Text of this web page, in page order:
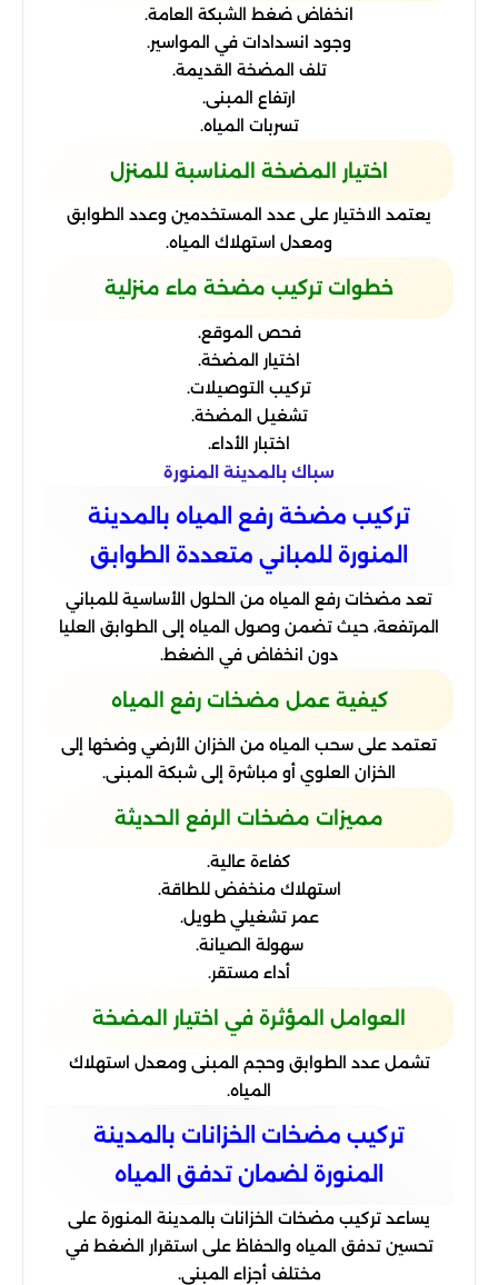
انخفاض ضغط الشبكة العامة.
وجود انسدادات في المواسير.
تلف المضخة القديمة.
ارتفاع المبنى.
تسربات المياه.
اختيار المضخة المناسبة للمنزل
يعتمد الاختيار على عدد المستخدمين وعدد الطوابق
ومعدل استهلاك المياه.
خطوات تركيب مضخة ماء منزلية
فحص الموقع.
اختيار المضخة.
تركيب التوصيلات.
تشغيل المضخة.
اختبار الأداء.
سباك بالمدينة المنورة
تركيب مضخة رفع المياه بالمدينة
المنورة للمباني متعددة الطوابق
تعد مضخات رفع المياه من الحلول الأساسية للمباني
المرتفعة، حيث تضمن وصول المياه إلى الطوابق العليا
دون انخفاض في الضغط.
كيفية عمل مضخات رفع المياه
تعتمد على سحب المياه من الخزان الأرضي وضخها إلى
الخزان العلوي أو مباشرة إلى شبكة المبنى.
مميزات مضخات الرفع الحديثة
كفاءة عالية.
استهلاك منخفض للطاقة.
عمر تشغيلي طويل.
سهولة الصيانة.
أداء مستقر.
العوامل المؤثرة في اختيار المضخة
تشمل عدد الطوابق وحجم المبنى ومعدل استهلاك
المياه.
تركيب مضخات الخزانات بالمدينة
المنورة لضمان تدفق المياه
يساعد تركيب مضخات الخزانات بالمدينة المنورة على
تحسين تدفق المياه والحفاظ على استقرار الضغط في
مختلف أجزاء المبنى.